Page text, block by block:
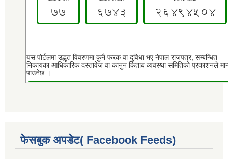
फेसबुक अपडेट( Facebook Feeds)